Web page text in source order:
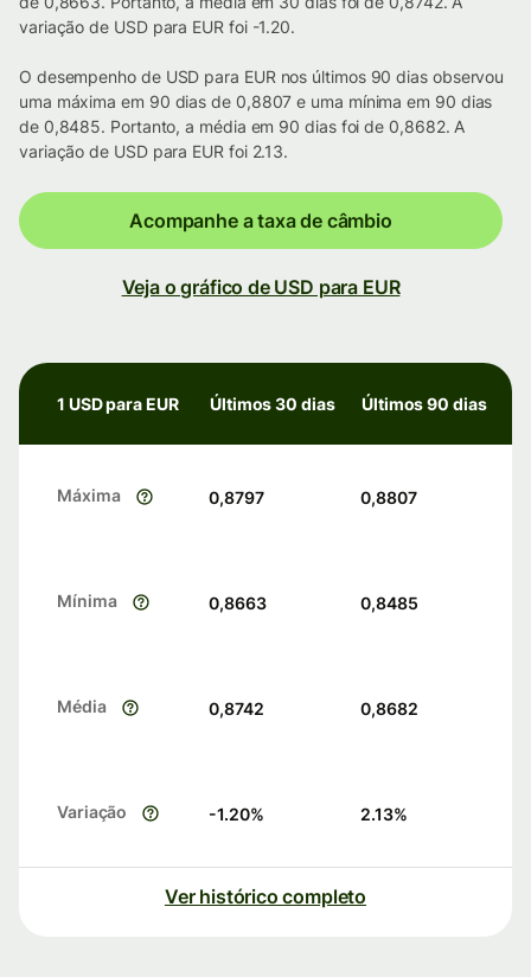
variação de USD para EUR foi -1.20.
O desempenho de USD para EUR nos últimos 90 dias observou
uma máxima em 90 dias de 0,8807 e uma mínima em 90 dias
de 0,8485. Portanto, a média em 90 dias foi de 0,8682. A
variação de USD para EUR foi 2.13.
Acompanhe a taxa de câmbio
Veja o gráfico de USD para EUR
1 USD para EUR Últimos 30 dias Últimos 90 dias
Máxima 0,8797 0,8807
Mínima 0,8663 0,8485
Média 0,8742 0,8682
Variação -1.20% 2.13%
Ver histórico completo